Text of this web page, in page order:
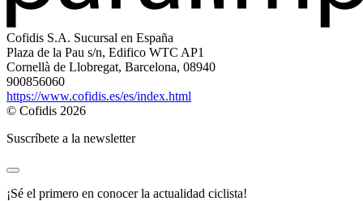
Cofidis S.A. Sucursal en España
Plaza de la Pau s/n, Edifico WTC AP1
Cornellà de Llobregat, Barcelona, 08940
900856060
https://www.cofidis.es/es/index.html
© Cofidis 2026
Suscríbete a la newsletter
¡Sé el primero en conocer la actualidad ciclista!